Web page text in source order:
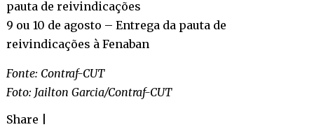
pauta de reivindicações
9 ou 10 de agosto – Entrega da pauta de
reivindicações à Fenaban
Fonte: Contraf-CUT
Foto: Jailton Garcia/Contraf-CUT
Share